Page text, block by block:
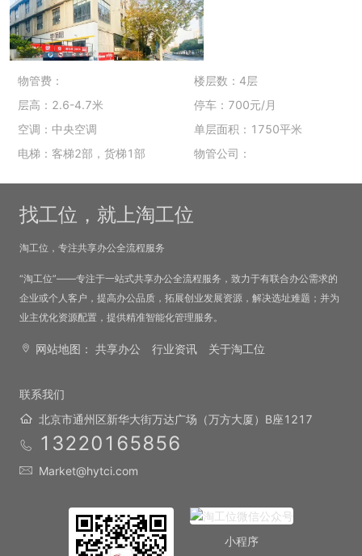
物管费：
层高：2.6-4.7米
空调：中央空调
电梯：客梯2部，货梯1部
楼层数：4层
停车：700元/月
单层面积：1750平米
物管公司：
找工位，就上淘工位
淘工位，专注共享办公全流程服务
“淘工位”——专注于一站式共享办公全流程服务，致力于有联合办公需求的
企业或个人客户，提高办公品质，拓展创业发展资源，解决选址难题；并为
业主优化资源配置，提供精准智能化管理服务。
网站地图： 共享办公 行业资讯 关于淘工位
联系我们
北京市通州区新华大街万达广场（万方大厦）B座1217
13220165856
Market@hytci.com
小程序